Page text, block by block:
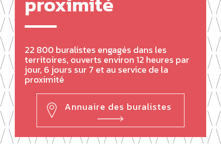
22 800 buralistes engagés dans les
territoires, ouverts environ 12 heures par
jour, 6 jours sur 7 et au service de la
proximité
Annuaire des buralistes